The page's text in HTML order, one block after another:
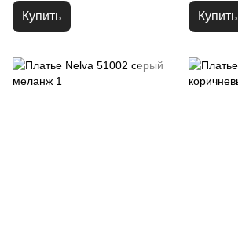
Купить Купить